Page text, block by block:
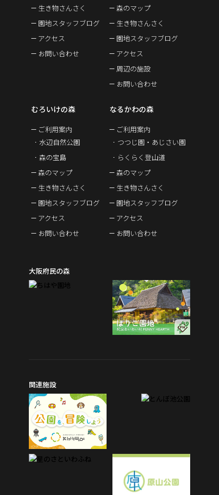
生き物さんさく
園地スタッフブログ
アクセス
お問い合わせ
森のマップ
生き物さんさく
園地スタッフブログ
アクセス
周辺の施設
お問い合わせ
むろいけの森
ご利用案内
水辺自然公園
森の宝島
森のマップ
生き物さんさく
園地スタッフブログ
アクセス
お問い合わせ
なるかわの森
ご利用案内
つつじ園・あじさい園
らくらく登山道
森のマップ
生き物さんさく
園地スタッフブログ
アクセス
お問い合わせ
大阪府民の森
関連施設